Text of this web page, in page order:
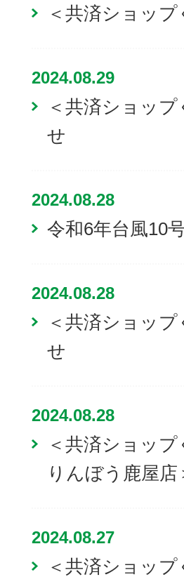
＜共済ショッ
2024.08.29
＜共済ショッ
せ
2024.08.28
令和6年台風10
2024.08.28
＜共済ショッ
せ
2024.08.28
＜共済ショッ
りんぼう鹿屋
2024.08.27
＜共済ショッ